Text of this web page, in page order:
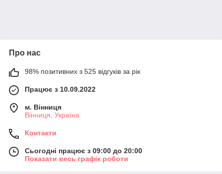
Про нас
98% позитивних з 525 відгуків за рік
Працює з 10.09.2022
м. Вінниця
Вінниця, Україна
Контакти
Сьогодні працює з 09:00 до 20:00
Показати весь графік роботи